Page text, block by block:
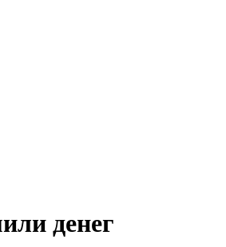
денег